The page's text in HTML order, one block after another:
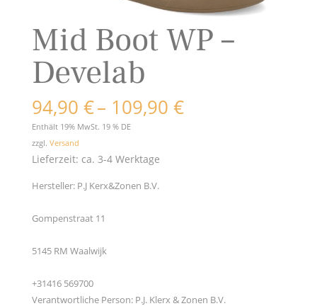
Mid Boot WP –
Develab
94,90 €– 109,90 €Preisspanne:
94,90 €
Enthält 19% MwSt. 19 % DE
zzgl. Versand
Lieferzeit: ca. 3-4 Werktage
Hersteller: P.J Kerx&Zonen B.V.
Gompenstraat 11
5145 RM Waalwijk
+31416 569700
Verantwortliche Person: P.J. Klerx & Zonen B.V.